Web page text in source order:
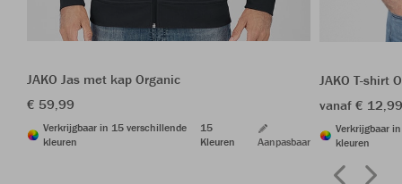
JAKO Jas met kap Organic
€ 59,99
Verkrijgbaar in 15 verschillende
kleuren
15
Kleuren
Aanpasbaar
JAKO T-shirt
vanaf €
Verkrijgbaar
kleuren